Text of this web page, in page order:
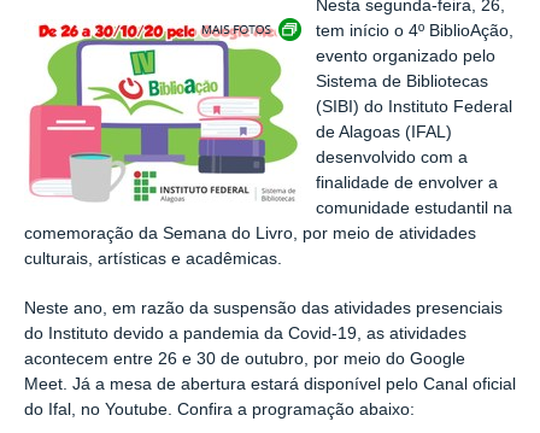
Exibir carrossel de imagens
Nesta segunda-feira, 26,
tem início o 4º BiblioAção,
evento organizado pelo
Sistema de Bibliotecas
(SIBI) do Instituto Federal
de Alagoas (IFAL)
desenvolvido com a
finalidade de envolver a
comunidade estudantil na
comemoração da Semana do Livro, por meio de atividades
culturais, artísticas e acadêmicas.
Neste ano, em razão da suspensão das atividades presenciais
do Instituto devido a pandemia da Covid-19, as atividades
acontecem entre 26 e 30 de outubro, por meio do Google
Meet. Já a mesa de abertura estará disponível pelo Canal oficial
do Ifal, no Youtube. Confira a programação abaixo: